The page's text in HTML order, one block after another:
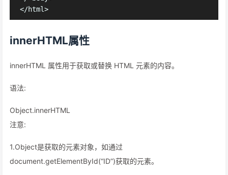
innerHTML属性
innerHTML 属性用于获取或替换 HTML 元素的内容。
语法:
Object.innerHTML
注意:
1.Object是获取的元素对象，如通过
document.getElementById(“ID”)获取的元素。